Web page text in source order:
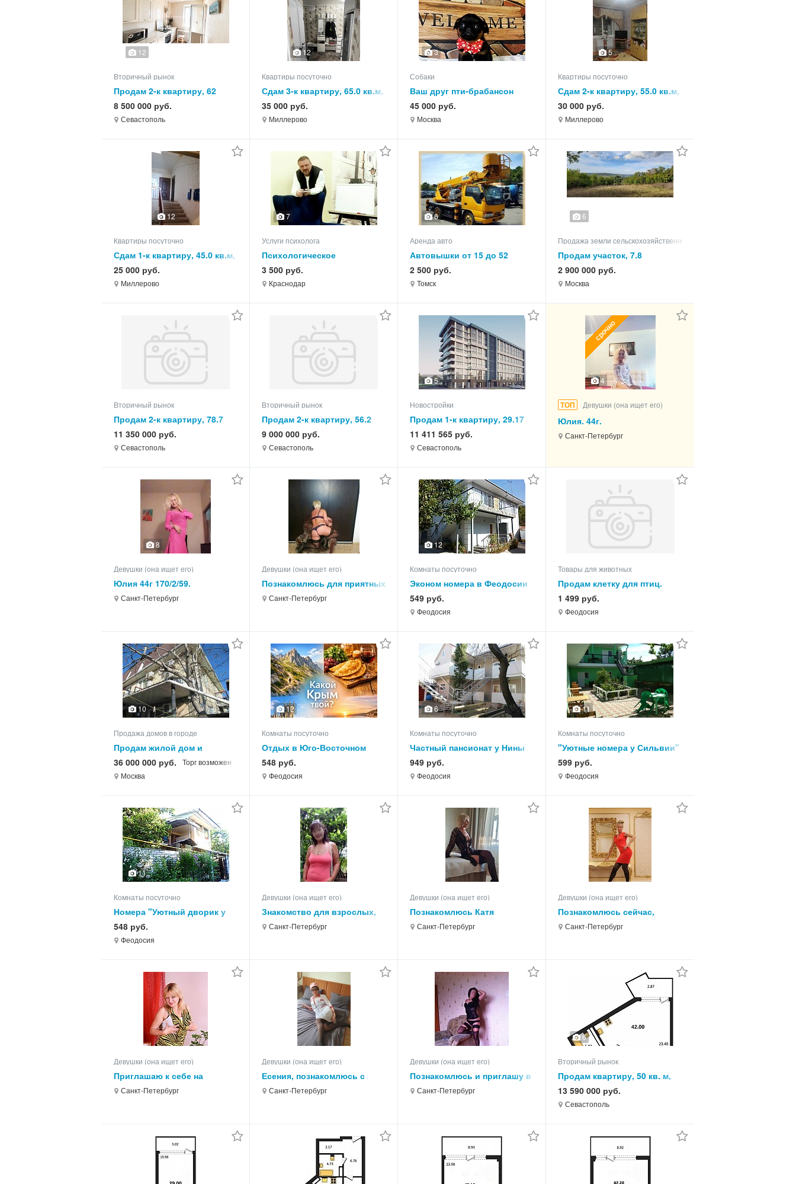
12
Вторичный рынок
Продам 2-к квартиру, 62
кв.м, этаж 9 из 9
8 500 000 руб.
Севастополь
12
Квартиры посуточно
Сдам 3-к квартиру, 65.0 кв.м,
этаж 5 из 5
35 000 руб.
Миллерово
3
Собаки
Ваш друг пти-брабансон
45 000 руб.
Москва
5
Квартиры посуточно
Сдам 2-к квартиру, 55.0 кв.м,
этаж 4 из 5
30 000 руб.
Миллерово
12
Квартиры посуточно
Сдам 1-к квартиру, 45.0 кв.м,
этаж 1 из 3
25 000 руб.
Миллерово
7
Услуги психолога
Психологическое
консультирование.
3 500 руб.
Краснодар
6
Аренда авто
Автовышки от 15 до 52
метров! Платформы 2х4
метра! От 2.500 руб/час!
2 500 руб.
Томск
6
Продажа земли сельскохозяйственного назначения
Продам участок, 7.8
2 900 000 руб.
Москва
Вторичный рынок
Продам 2-к квартиру, 78.7
кв.м, этаж 3 из 5
11 350 000 руб.
Севастополь
Вторичный рынок
Продам 2-к квартиру, 56.2
кв.м, этаж 2 из 9
9 000 000 руб.
Севастополь
5
Новостройки
Продам 1-к квартиру, 29.17
кв.м, этаж 6 из 10
11 411 565 руб.
Севастополь
срочно
4
ТОП Девушки (она ищет его)
Юлия. 44г.
М.ЛОМОНОСОВСКАЯ.
Санкт-Петербург
8
Девушки (она ищет его)
Юлия 44г 170/2/59.
м.Ломоносовская
Санкт-Петербург
Девушки (она ищет его)
Познакомлюсь для приятных
встреч и общения с
Санкт-Петербург
12
Комнаты посуточно
Эконом номера в Феодосии
4 мин. до моря. на -2026 год
549 руб.
Феодосия
Товары для животных
Продам клетку для птиц.
1 499 руб.
Феодосия
10
Продажа домов в городе
Продам жилой дом и
пансионат в Феодосии
36 000 000 руб.
Торг возможен
Москва
12
Комнаты посуточно
Отдых в Юго-Восточном
Крыму на -2026 год
548 руб.
Феодосия
6
Комнаты посуточно
Частный пансионат у Нины
Коктебель на -2026 год
949 руб.
Феодосия
11
Комнаты посуточно
"Уютные номера у Сильвии"
на Степной в Феодосии 2026
год
599 руб.
Феодосия
11
Комнаты посуточно
Номера "Уютный дворик у
Елены" в Феодосии на -2026
год
548 руб.
Феодосия
Девушки (она ищет его)
Знакомство для взрослых,
приглашаю.
Санкт-Петербург
Девушки (она ищет его)
Познакомлюсь Катя
Санкт-Петербург
Девушки (она ищет его)
Познакомлюсь сейчас,
реальная
Санкт-Петербург
Девушки (она ищет его)
Приглашаю к себе на
знакомство
Санкт-Петербург
Девушки (она ищет его)
Есения, познакомлюсь с
русским мужчиной
Санкт-Петербург
Девушки (она ищет его)
Познакомлюсь и приглашу в
гости
Санкт-Петербург
6
Вторичный рынок
Продам квартиру, 50 кв. м,
этаж
13 590 000 руб.
Севастополь